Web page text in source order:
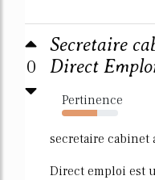
0
Secretaire
Direct
Pertinence
63%
secretaire cabinet
Direct emploi est